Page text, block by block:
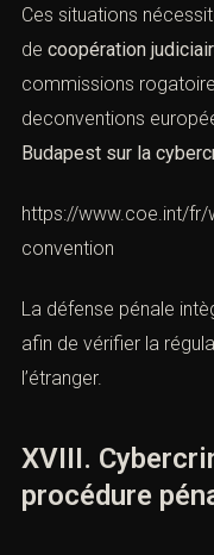
défendre ACI)
La cybercriminalité
fournisseurs
France ou des auteurs
Ces situations
decoopération
commissions
de Budapest sur la
https://www.coe.int/fr/